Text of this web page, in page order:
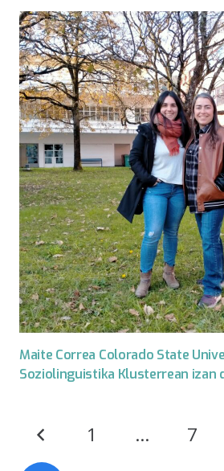
Maite Correa Colorado State
Soziolinguistika Klusterrean izan
1 … 7